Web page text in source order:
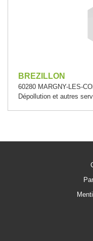
BREZILLON
60280 MARGNY-LES-
Dépollution et autres